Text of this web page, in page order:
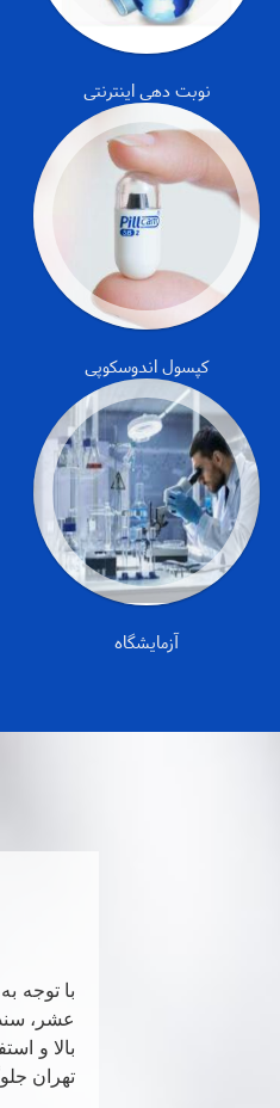
نوبت دهی اینترنتی
کپسول اندوسکوپی
آزمایشگاه
با توجه
عشر،
بالا و
تهران